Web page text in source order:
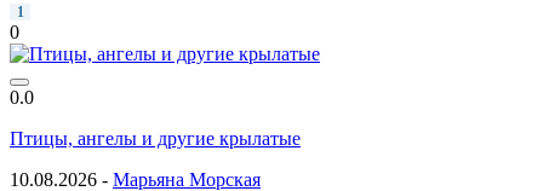
1
0
0.0
Птицы, ангелы и другие крылатые
10.08.2026 - Марьяна Морская